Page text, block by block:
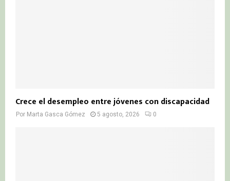
Crece el desempleo entre jóvenes con discapacidad
Por Marta Gasca Gómez 5 agosto, 2026 0